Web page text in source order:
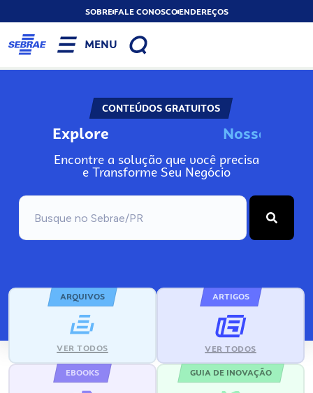
SOBREFALE CONOSCOENDEREÇOS
MENU
CONTEÚDOS GRATUITOS
Explore No
Encontre a solução que você precisa
e Transforme Seu Negócio
ARQUIVOS
VER TODOS
ARTIGOS
VER TODOS
EBOOKS GUIA DE INOVAÇÃO